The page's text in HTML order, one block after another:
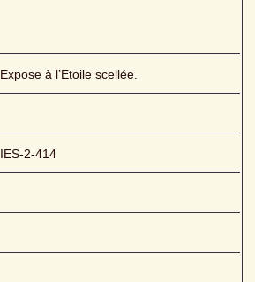
Expose à l’Etoile scellée.
IES-2-414